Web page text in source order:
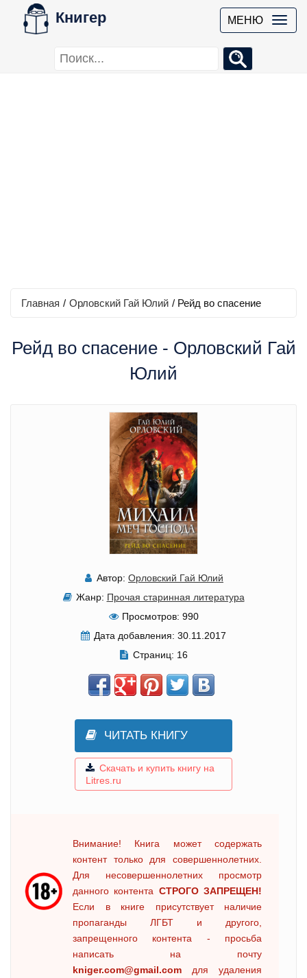
Книгер МЕНЮ
Главная / Орловский Гай Юлий / Рейд во спасение
Рейд во спасение - Орловский Гай
Юлий
Автор: Орловский Гай Юлий
Жанр: Прочая старинная литература
Просмотров: 990
Дата добавления: 30.11.2017
Страниц: 16
ЧИТАТЬ КНИГУ
Скачать и купить книгу на
Litres.ru
Внимание! Книга может содержать
контент только для совершеннолетних.
Для несовершеннолетних просмотр
данного контента СТРОГО ЗАПРЕЩЕН!
Если в книге присутствует наличие
пропаганды ЛГБТ и другого,
запрещенного контента - просьба
написать на почту
kniger.com@gmail.com для удаления